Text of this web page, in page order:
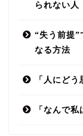
られない人
“失う前提
なる方法
「人にど
「なんで